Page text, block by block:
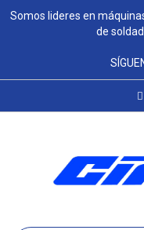
Somos lideres en
de